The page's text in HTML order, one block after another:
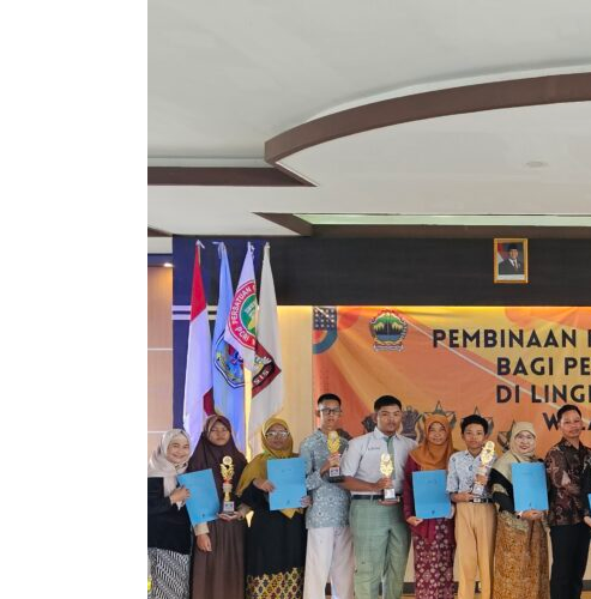
Ketika
Keterbatasan
Melahirkan
Juara”